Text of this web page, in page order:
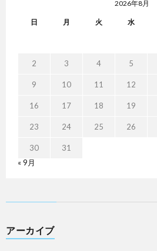
2026年8月
日 月 火 水
2 3 4 5
9 10 11 12
16 17 18 19
23 24 25 26
30
31
« 9月
アーカイブ